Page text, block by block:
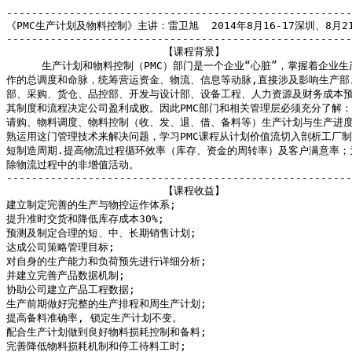
《PMC生产计划及物料控制》主讲：雷卫旭  2014年8月16-17深圳、8月
                         【课程背景】
　生产计划和物料控制（PMC）部门是一个企业“心脏”，掌握着企业生
作的总调度和命脉，统筹营运资金、物流、信息等动脉,直接涉及影响生产
部、采购、货仓、品控部、开发与设计部、设备工程、人力资源及财务成本
其制度和流程决定公司盈利成败。因此PMC部门和相关管理层必须充分了解
请购、物料调度、物料控制（收、发、退、借、备料等）生产计划与生产进
熟运用这门管理技术来解决问题，学习PMC课程从计划价值流切入剖析工厂
短制造周期.提高物流过程循环效率（库存、资金的周转率）及客户满意率
除物流过程中的非增值活动。
                         【课程收益】
建立制定完善的生产与物控运作体系;
提升准时交货和降低库存成本30%;
预测及制定合理的短、中、长期销售计划;
达成公司策略管理目标;
对自身的生产能力和负荷预先进行详细分析;
并建立完善产品数据机制;
协助公司建立产品工程数据;
生产前期做好完整的生产排程和周生产计划;
提高备料准确率, 锁定生产计划不变。
配合生产计划做到良好物料损耗控制和备料;
完善降低物料损耗机制和停工待料工时;